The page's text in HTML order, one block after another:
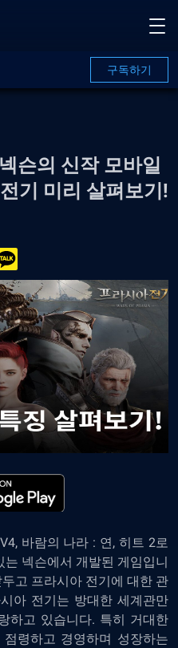
구독하기
슨의 신작 모바일
기 미리 살펴보기!
바람의 나라 : 연, 히트 2로
넥슨에서 개발된 게임입니
고 프라시아 전기에 대한 관
아 전기는 방대한 세계관만
하고 있습니다. 특히 거대한
령하고 경영하며 성장하는